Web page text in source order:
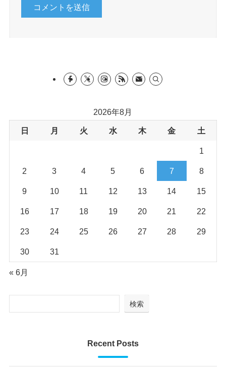
2026年8月
日 月 火 水 木 金 土
1
2 3 4 5 6 7 8
9 10 11 12 13 14 15
16 17 18 19 20 21 22
23 24 25 26 27 28 29
30 31
« 6月
検索
Recent Posts